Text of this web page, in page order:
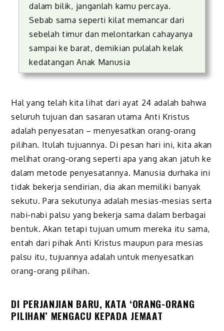
dalam bilik, janganlah kamu percaya.
Sebab sama seperti kilat memancar dari
sebelah timur dan melontarkan cahayanya
sampai ke barat, demikian pulalah kelak
kedatangan Anak Manusia
Hal yang telah kita lihat dari ayat 24 adalah bahwa
seluruh tujuan dan sasaran utama Anti Kristus
adalah penyesatan – menyesatkan orang-orang
pilihan. Itulah tujuannya. Di pesan hari ini, kita akan
melihat orang-orang seperti apa yang akan jatuh ke
dalam metode penyesatannya. Manusia durhaka ini
tidak bekerja sendirian, dia akan memiliki banyak
sekutu. Para sekutunya adalah mesias-mesias serta
nabi-nabi palsu yang bekerja sama dalam berbagai
bentuk. Akan tetapi tujuan umum mereka itu sama,
entah dari pihak Anti Kristus maupun para mesias
palsu itu, tujuannya adalah untuk menyesatkan
orang-orang pilihan.
DI PERJANJIAN BARU, KATA ‘ORANG-ORANG
PILIHAN’ MENGACU KEPADA JEMAAT